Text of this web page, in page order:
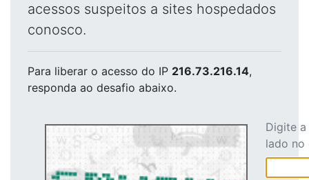
acessos suspeitos a sites hospedados
conosco.
Para liberar o acesso do IP 216.73.216.14,
responda ao desafio abaixo.
Digite
lado no